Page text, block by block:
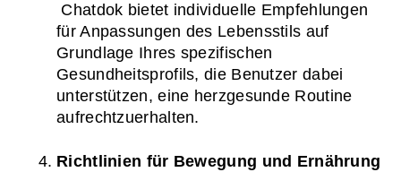
für Anpassungen des Lebensstils auf
Grundlage Ihres spezifischen
Gesundheitsprofils, die Benutzer dabei
unterstützen, eine herzgesunde Routine
aufrechtzuerhalten.
Richtlinien für Bewegung und Ernährung